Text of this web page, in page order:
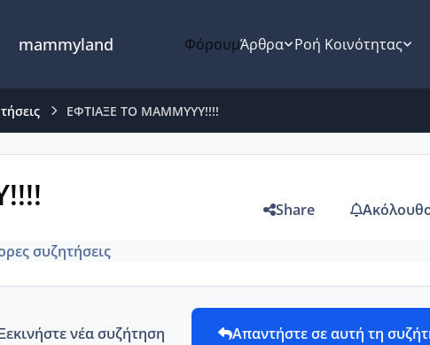
mammyland ΦόρουμΆρθρα Ροή Κοινότητας
ΕΦΤΙΑΞΕ ΤΟ ΜΑΜΜΥΥΥ!!!!
Share
συζητήσεις
νέα συζήτηση Απαντήστε σε αυτή τη